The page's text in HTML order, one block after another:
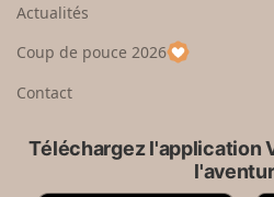
u
p
a
Actualités
Coup de pouce 2026
Contact
Téléchargez l'application